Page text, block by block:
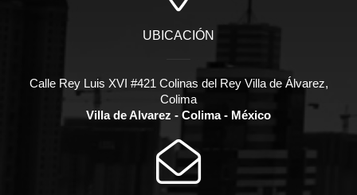
UBICACIÓN
Calle Rey Luis XVI #421 Colinas del Rey Villa de Álvarez,
Colima
Villa de Alvarez - Colima - México